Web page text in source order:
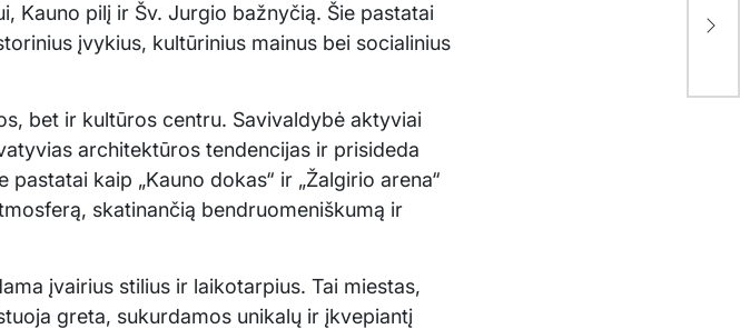
Kauno pilį ir Šv. Jurgio bažnyčią. Šie pastatai
įvykius, kultūrinius mainus bei socialinius
bet ir kultūros centru. Savivaldybė aktyviai
architektūros tendencijas ir prisideda
kaip „Kauno dokas“ ir „Žalgirio arena“
skatinančią bendruomeniškumą ir
įvairius stilius ir laikotarpius. Tai miestas,
greta, sukurdamos unikalų ir įkvepiantį